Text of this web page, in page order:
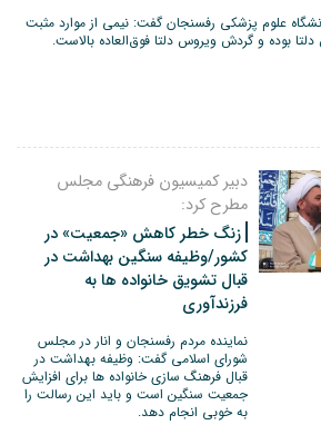
علوم پزشکی رفسنجان گفت: نیمی از موارد مثبت
دلتا بوده و گردش ویروس دلتا فوق‌العاده بالاست.
دبیر کمیسیون فرهنگی مجلس
مطرح کرد:
زنگ خطر کاهش «جمعیت» در
کشور/وظیفه سنگین بهداشت در
قبال تشویق خانواده ها به
فرزندآوری
نماینده مردم رفسنجان و انار در مجلس
شورای اسلامی گفت: وظیفه بهداشت در
قبال فرهنگ سازی خانواده ها برای افزایش
جمعیت سنگین است و باید این رسالت را
به خوبی انجام دهد.